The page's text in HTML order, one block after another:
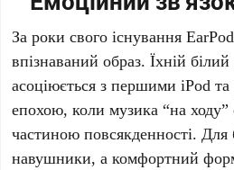
За роки свого існування
впізнаваний образ. Їхній
асоціюється з першимиiPod
епохою, коли музика “на ходу”
частиною повсякденності. Для
навушники, а комфортний